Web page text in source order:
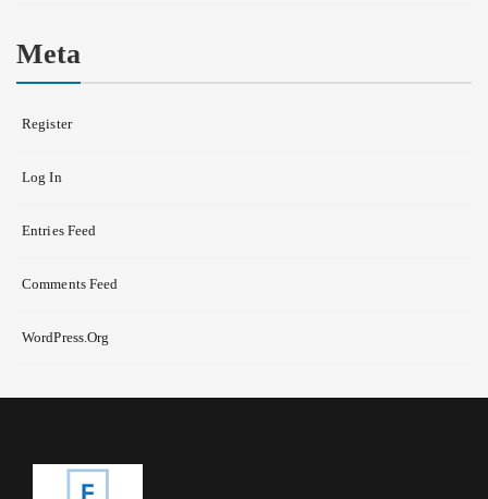
Meta
Register
Log In
Entries Feed
Comments Feed
WordPress.org